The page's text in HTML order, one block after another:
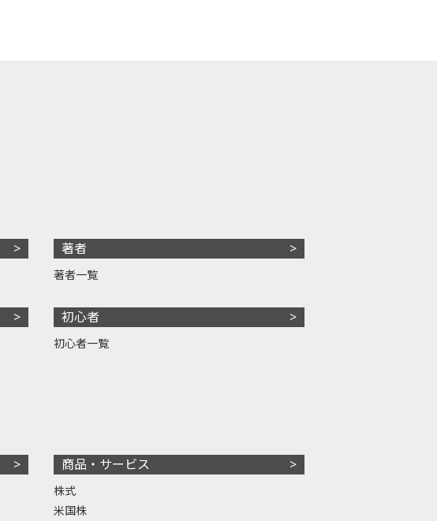
著者
著者一覧
初心者
初心者一覧
商品・サービス
株式
米国株